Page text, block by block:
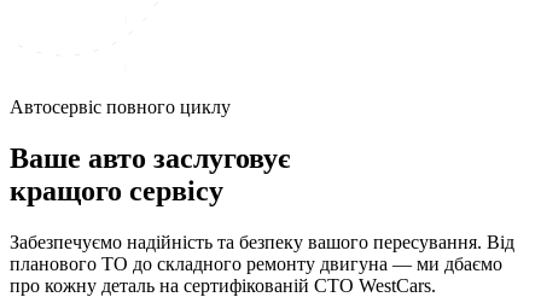
Автосервіс повного циклу
Ваше авто заслуговує
кращого сервісу
Забезпечуємо надійність та безпеку вашого пересування. Від
планового ТО до складного ремонту двигуна — ми дбаємо
про кожну деталь на сертифікованій СТО WestCars.